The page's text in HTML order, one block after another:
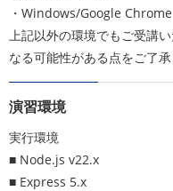
・Windows/Google Chrome
上記以外の環境でもご受講
なる可能性がある点をご了承
演習環境
実行環境
■ Node.js v22.x
■ Express 5.x